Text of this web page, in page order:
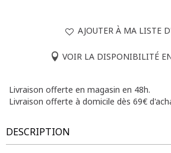
AJOUTER À MA LISTE
VOIR LA DISPONIBILITÉ
Livraison offerte en magasin en 48h.
Livraison offerte à domicile dès 69€
DESCRIPTION